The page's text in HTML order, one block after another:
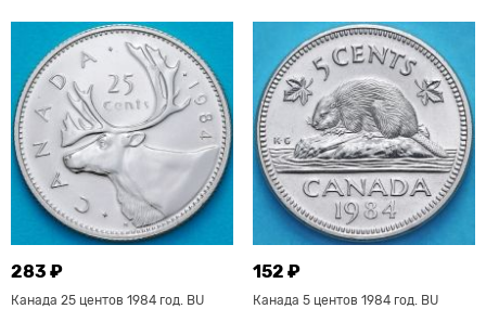
283 ₽
Канада 25 центов 1984 год. BU
152 ₽
Канада 5 центов 1984 год. BU